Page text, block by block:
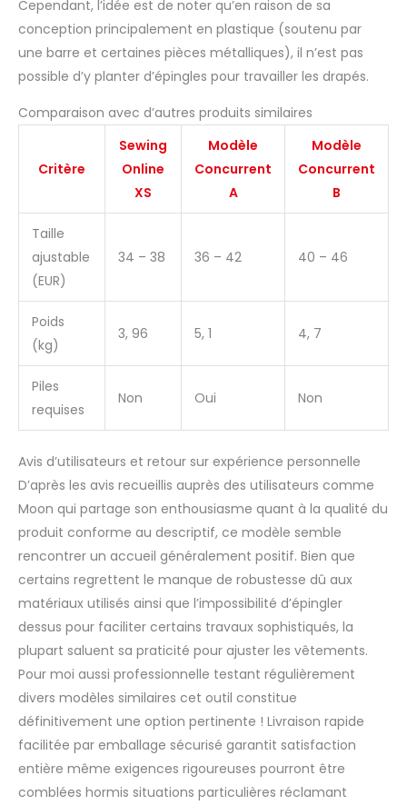
Cependant, l’idée est de noter qu’en raison de sa
conception principalement en plastique (soutenu par
une barre et certaines pièces métalliques), il n’est pas
possible d’y planter d’épingles pour travailler les drapés.
Comparaison avec d’autres produits similaires
Critère
Sewing
Online
XS
Modèle
Concurrent
A
Modèle
Concurrent
B
Taille
ajustable
(EUR)
34 – 38 36 – 42 40 – 46
Poids
(kg)
3, 96 5, 1 4, 7
Piles
requises
Non Oui Non
Avis d’utilisateurs et retour sur expérience personnelle
D’après les avis recueillis auprès des utilisateurs comme
Moon qui partage son enthousiasme quant à la qualité du
produit conforme au descriptif, ce modèle semble
rencontrer un accueil généralement positif. Bien que
certains regrettent le manque de robustesse dû aux
matériaux utilisés ainsi que l’impossibilité d’épingler
dessus pour faciliter certains travaux sophistiqués, la
plupart saluent sa praticité pour ajuster les vêtements.
Pour moi aussi professionnelle testant régulièrement
divers modèles similaires cet outil constitue
définitivement une option pertinente ! Livraison rapide
facilitée par emballage sécurisé garantit satisfaction
entière même exigences rigoureuses pourront être
comblées hormis situations particulières réclamant